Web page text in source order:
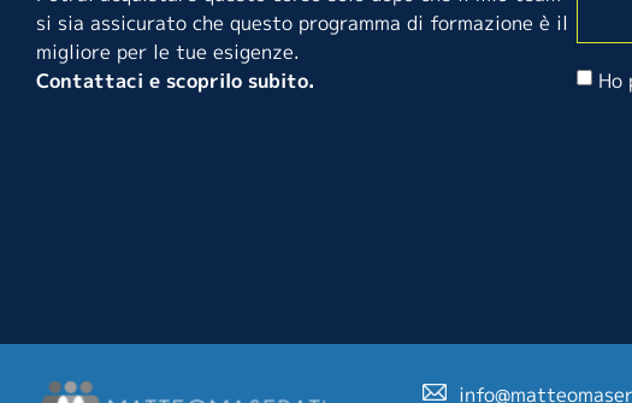
si sia assicurato che questo programma di formazione è il
migliore per le tue esigenze.
Contattaci e scoprilo subito.
Ho